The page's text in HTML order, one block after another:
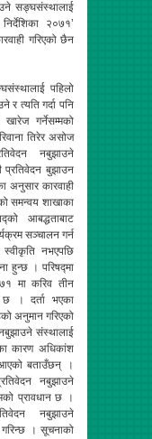
सङ्घसंस्थालाई
२०७१’
गरिएको छैन
पहिलो
र त्यति गर्दा पनि
खारेज गर्नेसम्मको
तिरेर असोज
नबुझाउने
बुझाउन
अनुसार कारवाही
समन्वय शाखाका
आबद्धताबाट
सञ्चालन गर्न
नभएपछि
हुन्छ । परिषद्मा
मा करिव तीन
छ । दर्ता भएका
अनुमान गरिएको
संस्थालाई
कारण अधिकांश
बताउँछन् ।
नबुझाउने
प्रावधान छ ।
नबुझाउने
। सूचनाको